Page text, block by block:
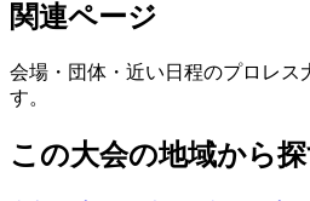
関連ページ
会場・団体・近い日程のプロレス
す。
この大会の地域から